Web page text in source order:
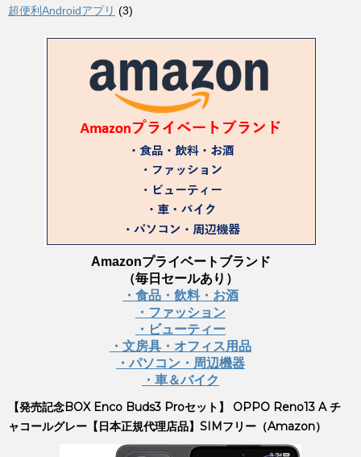
超便利Androidアプリ (3)
Amazonプライベートブランド
（毎日セールあり）
・食品・飲料・お酒
・ファッション
・ビューティー
・文房具・オフィス用品
・パソコン・周辺機器
・車＆バイク
【発売記念BOX Enco Buds3 Proセット】 OPPO Reno13 A チ
ャコールグレー【日本正規代理店品】SIMフリー（Amazon）